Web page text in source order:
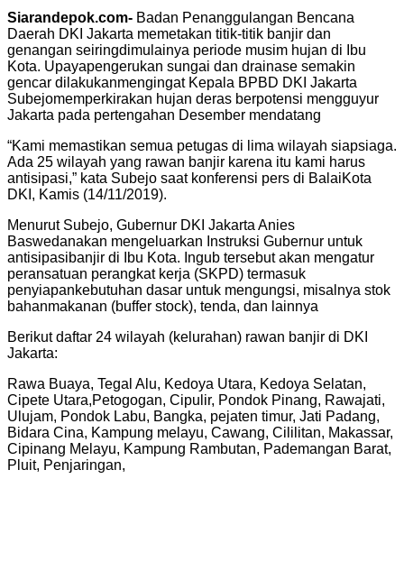
Siarandepok.com- Badan Penanggulangan Bencana
Daerah DKI Jakarta memetakan titik-titik banjir dan
genangan seiringdimulainya periode musim hujan di
Ibu
Kota. Upayapengerukan sungai dan drainase semakin
gencar dilakukanmengingat Kepala BPBD DKI Jakarta
Subejomemperkirakan hujan deras berpotensi mengguyur
Jakarta pada pertengahan Desember mendatang
“Kami memastikan semua petugas di lima wilayah siapsiaga.
Ada 25 wilayah yang rawan banjir karena itu kami harus
antisipasi,” kata Subejo saat konferensi pers di BalaiKota
DKI, Kamis (14/11/2019).
Menurut Subejo, Gubernur DKI Jakarta Anies
Baswedanakan mengeluarkan Instruksi Gubernur untuk
antisipasibanjir di Ibu Kota. Ingub tersebut akan mengatur
peransatuan perangkat kerja (SKPD) termasuk
penyiapankebutuhan dasar untuk mengungsi, misalnya stok
bahanmakanan (buffer stock), tenda, dan lainnya
Berikut daftar 24 wilayah (kelurahan) rawan banjir di DKI
Jakarta:
Rawa Buaya, Tegal Alu, Kedoya Utara, Kedoya Selatan,
Cipete Utara,Petogogan, Cipulir, Pondok Pinang, Rawajati,
Ulujam, Pondok Labu, Bangka, pejaten timur, Jati Padang,
Bidara Cina, Kampung melayu, Cawang, Cililitan, Makassar,
Cipinang Melayu, Kampung Rambutan, Pademangan Barat,
Pluit, Penjaringan,